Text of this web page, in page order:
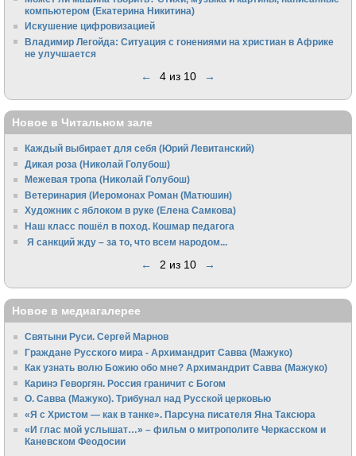
компьютером (Екатерина Никитина)
Искушение цифровизацией
Владимир Легойда: Ситуация с гонениями на христиан в Африке
не улучшается
← 4 из 10 →
Новое в Читальном зале
Каждый выбирает для себя (Юрий Левитанский)
Дикая роза (Николай Голубош)
Межевая тропа (Николай Голубош)
Ветеринария (Иеромонах Роман (Матюшин)
Художник с яблоком в руке (Елена Самкова)
Наш класс пошёл в поход. Кошмар педагога
Я санкций жду – за то, что всем народом...
← 2 из 10 →
Новое в медиагалерее
Святыни Руси. Сергей Марнов
Граждане Русского мира - Архимандрит Савва (Мажуко)
Как узнать волю Божию обо мне? Архимандрит Савва (Мажуко)
Каринэ Геворгян. Россия граничит с Богом
О. Савва (Мажуко). Трибунал над Русской церковью
«Я с Христом — как в танке». Парсуна писателя Яна Таксюра
«И глас мой услышат…» – фильм о митрополите Черкасском и
Каневском Феодосии